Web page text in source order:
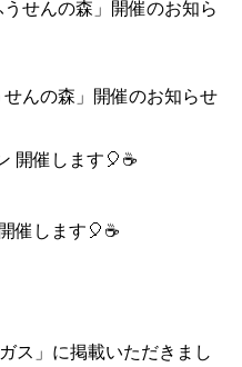
んの森」開催のお知らせ
催します🎈☕